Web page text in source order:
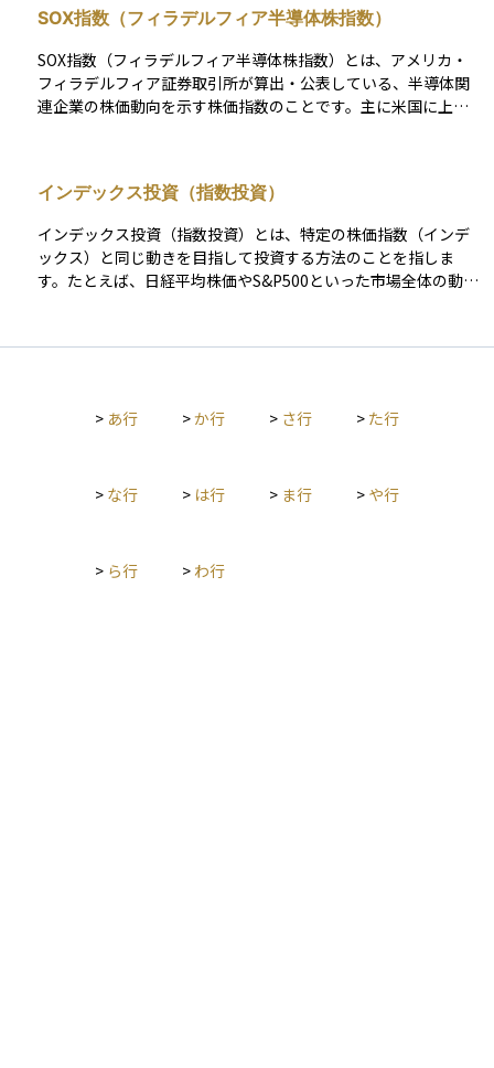
の、算出方法や構成銘柄の考え方は異なります。指数名の知名
やすくなります。 たとえば、日本の株式市場全体が活況であっ
ても、TOPIXの構成比が高い一部の大型株が不調な場合、指数
全体の上昇が限定的になることがあります。これは指数設計
ンチマークとして自分の目的に合っているかを整理することが
指数です。つまり、株価が高い銘柄の動きが、指数全体に与え
る影響が大きくなります。日経平均株価は、景気や市場全体の
動向を知るうえで広く利用されており、ニュースや経済指標で
も頻繁に登場するため、資産運用の初歩として知っておきたい
重要な指標です。
SOX指数（フィラデルフィア半導体株指数）
SOX指数（フィラデルフィア半導体株指数）とは、アメリカ・
フィラデルフィア証券取引所が算出・公表している、半導体関
連企業の株価動向を示す株価指数のことです。主に米国に上場
が含まれています。 この指数は、半導体業界全体の成長性や市
況の変化を敏感に反映するため、テクノロジー関連株式やハイ
テク分野の動向をつかむうえで、非常に重要な指標とされてい
ます。また、AI、5G、自動運転、クラウドなどの分野で半導体
需要が高まっている中、SOX指数は投資家の注目を集める指数
インデックス投資（指数投資）
インデックス投資（指数投資）とは、特定の株価指数（インデ
ックス）と同じ動きを目指して投資する方法のことを指しま
す。たとえば、日経平均株価やS&P500といった市場全体の動き
個別の銘柄を選ぶのではなく、幅広い銘柄に分散して投資する
やすいのが特徴です。近年では、ETFやインデックスファンド
> あ行 >か行 > さ行 > た行
> な行 > は行 > ま行 > や行
> ら行 > わ行